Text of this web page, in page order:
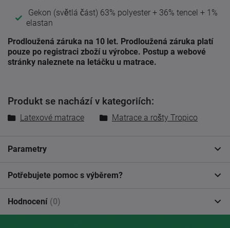
Gekon (světlá část) 63% polyester + 36% tencel + 1%
elastan
Prodloužená záruka na 10 let. Prodloužená záruka platí
pouze po registraci zboží u výrobce. Postup a webové
stránky naleznete na letáčku u matrace.
Produkt se nachází v kategoriích:
Latexové matrace Matrace a rošty Tropico
Parametry
Potřebujete pomoc s výběrem?
Hodnocení (0)